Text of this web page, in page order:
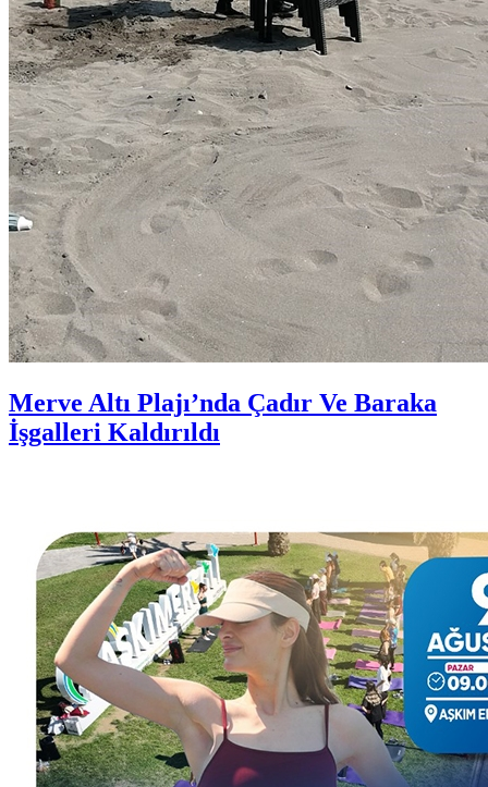
Merve Altı Plajı’nda Çadır Ve Baraka
İşgalleri Kaldırıldı